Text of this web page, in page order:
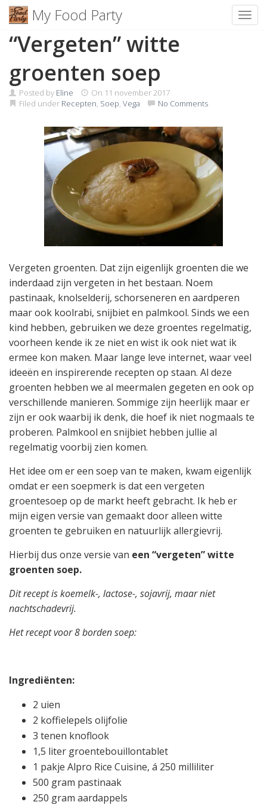
Skip
My Food Party
“Vergeten” witte
groenten soep
Posted by Eline On 11 november 2017
Filed under Recepten, Soep, Vega No Comments
Vergeten groenten. Dat zijn eigenlijk groenten die we
inderdaad zijn vergeten in het bestaan. Noem
pastinaak, knolselderij, schorseneren en aardperen
maar ook koolrabi, snijbiet en palmkool. Sinds we een
kind hebben, gebruiken we deze groentes regelmatig,
voorheen kende ik ze niet en wist ik ook niet wat ik
ermee kon maken. Maar lange leve internet, waar veel
ideeën en inspirerende recepten op staan. Al deze
groenten hebben we al meermalen gegeten en ook op
verschillende manieren. Sommige zijn heerlijk maar er
zijn er ook waarbij ik denk, die hoef ik niet nogmaals te
proberen. Palmkool en snijbiet hebben jullie al
regelmatig voorbij zien komen.
Het idee om er een soep van te maken, kwam eigenlijk
omdat er een soepmerk is dat een vergeten
groentesoep op de markt heeft gebracht. Ik heb er
mijn eigen versie van gemaakt door alleen witte
groenten te gebruiken en natuurlijk allergievrij.
Hierbij dus onze versie van een “vergeten” witte
groenten soep.
Dit recept is koemelk-, lactose-, sojavrij, maar niet
nachtschadevrij.
Het recept voor 8 borden soep:
Ingrediënten:
2 uien
2 koffielepels olijfolie
3 tenen knoflook
1,5 liter groentebouillontablet
1 pakje Alpro Rice Cuisine, á 250 milliliter
500 gram pastinaak
250 gram aardappels